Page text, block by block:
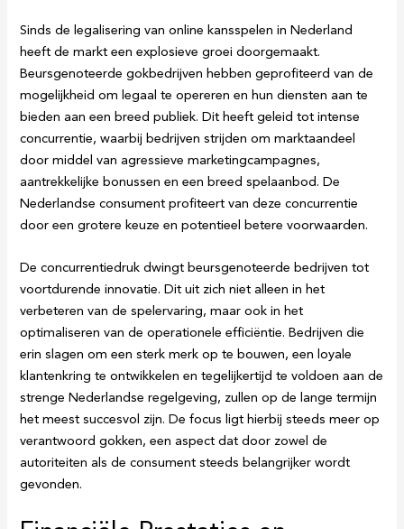
Sinds de legalisering van online kansspelen in Nederland
heeft de markt een explosieve groei doorgemaakt.
Beursgenoteerde gokbedrijven hebben geprofiteerd van de
mogelijkheid om legaal te opereren en hun diensten aan te
bieden aan een breed publiek. Dit heeft geleid tot intense
concurrentie, waarbij bedrijven strijden om marktaandeel
door middel van agressieve marketingcampagnes,
aantrekkelijke bonussen en een breed spelaanbod. De
Nederlandse consument profiteert van deze concurrentie
door een grotere keuze en potentieel betere voorwaarden.
De concurrentiedruk dwingt beursgenoteerde bedrijven tot
voortdurende innovatie. Dit uit zich niet alleen in het
verbeteren van de spelervaring, maar ook in het
optimaliseren van de operationele efficiëntie. Bedrijven die
erin slagen om een sterk merk op te bouwen, een loyale
klantenkring te ontwikkelen en tegelijkertijd te voldoen aan de
strenge Nederlandse regelgeving, zullen op de lange termijn
het meest succesvol zijn. De focus ligt hierbij steeds meer op
verantwoord gokken, een aspect dat door zowel de
autoriteiten als de consument steeds belangrijker wordt
gevonden.